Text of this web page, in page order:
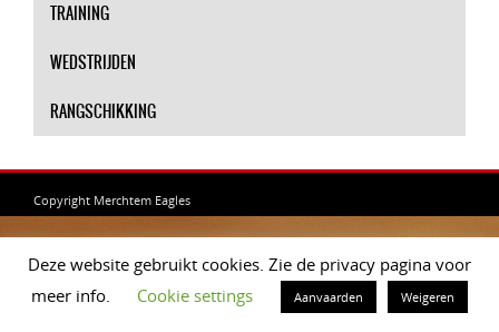
TRAINING
WEDSTRIJDEN
RANGSCHIKKING
Copyright Merchtem Eagles
Deze website gebruikt cookies. Zie de privacy pagina voor
meer info.
Cookie settings Aanvaarden Weigeren